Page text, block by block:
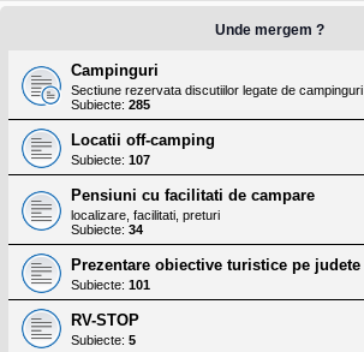
Unde mergem ?
Campinguri
Sectiune rezervata discutiilor legate de campinguri
Subiecte: 285
Locatii off-camping
Subiecte: 107
Pensiuni cu facilitati de campare
localizare, facilitati, preturi
Subiecte: 34
Prezentare obiective turistice pe judete
Subiecte: 101
RV-STOP
Subiecte: 5